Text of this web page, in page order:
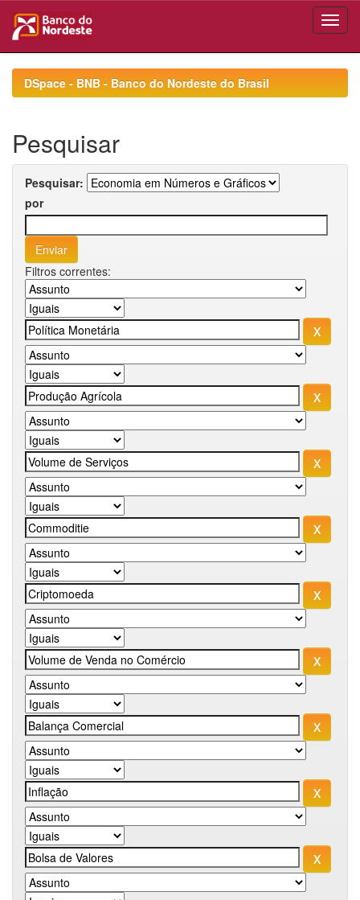
navigationDSpace - BNB - Banco do Nordeste do Brasil
Pesquisar
Pesquisar:
por
Filtros correntes: